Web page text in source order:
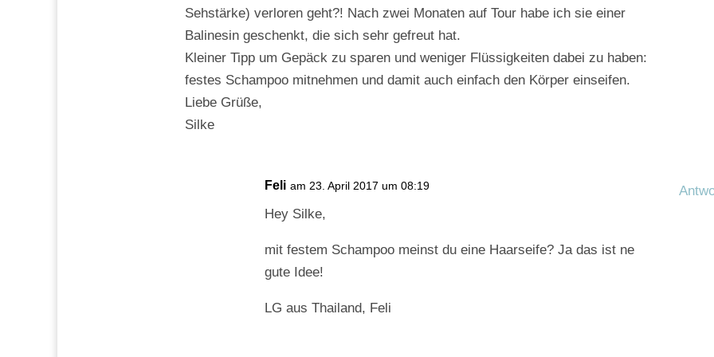
Sehstärke) verloren geht?! Nach zwei Monaten auf Tour habe ich sie einer
Balinesin geschenkt, die sich sehr gefreut hat.
Kleiner Tipp um Gepäck zu sparen und weniger Flüssigkeiten dabei zu haben:
festes Schampoo mitnehmen und damit auch einfach den Körper einseifen.
Liebe Grüße,
Silke
Feli am 23. April 2017 um 08:19
Hey Silke,
mit festem Schampoo meinst du eine Haarseife? Ja das ist ne
gute Idee!
LG aus Thailand, Feli